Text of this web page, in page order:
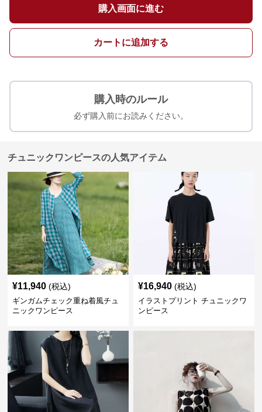
購入画面に進む
カートに追加する
購入時のルール
必ず購入前にお読みください。
チュニックワンピースの人気アイテム
¥11,940 (税込)
ギンガムチェック重ね着風チュ
ニックワンピース
¥16,940 (税込)
イラストプリント チュニックワ
ンピース